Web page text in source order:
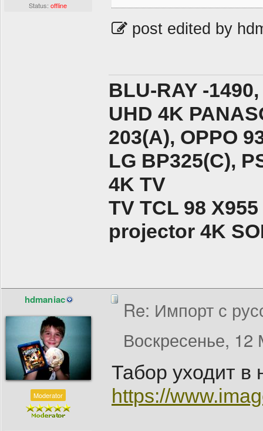
Status:offline
post edited by
BLU-RAY -
UHD 4K
203(A), ОPPO
LG BP325(C),
4K TV
TV TCL 98 X955
projector 4K
hdmaniac
Moderator
Re: Импорт с
Воскресенье,
Табор уходит в
https://